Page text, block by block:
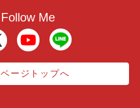
Follow Me
ページトップへ